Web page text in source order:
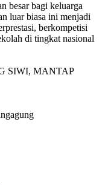
besar bagi keluarga
luar biasa ini menjadi
berkompetisi
di tingkat nasional
SIWI, MANTAP